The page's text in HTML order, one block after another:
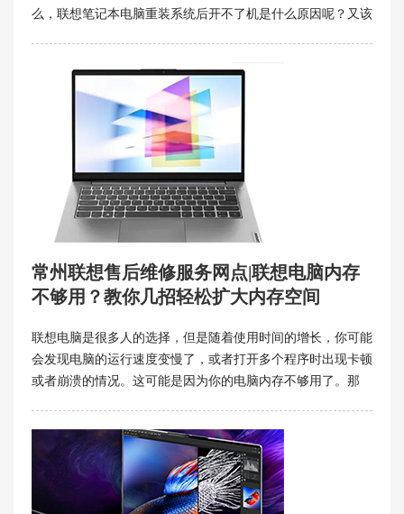
么，联想笔记本电脑重装系统后开不了机是什么原因呢？又该
常州联想售后维修服务网点|联想电脑内存
不够用？教你几招轻松扩大内存空间
联想电脑是很多人的选择，但是随着使用时间的增长，你可能
会发现电脑的运行速度变慢了，或者打开多个程序时出现卡顿
或者崩溃的情况。这可能是因为你的电脑内存不够用了。那
来介绍几种扩大内存的技巧。